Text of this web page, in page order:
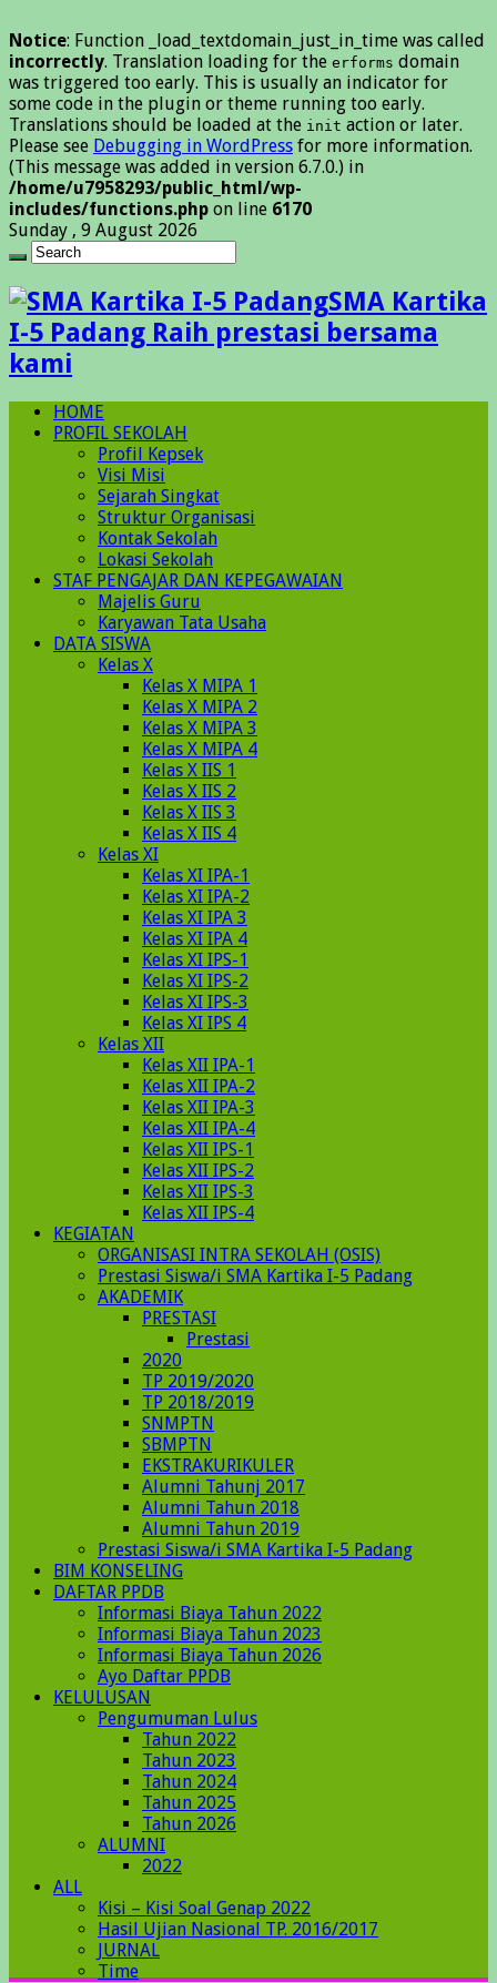
Notice: Function _load_textdomain_just_in_time was called
incorrectly. Translation loading for the erforms domain
was triggered too early. This is usually an indicator for
some code in the plugin or theme running too early.
Translations should be loaded at the init action or later.
Please see Debugging in WordPress for more information.
(This message was added in version 6.7.0.) in
/home/u7958293/public_html/wp-
includes/functions.php on line 6170
Sunday , 9 August 2026
SMA Kartika
I-5 Padang Raih prestasi bersama
kami
HOME
PROFIL SEKOLAH
Profil Kepsek
Visi Misi
Sejarah Singkat
Struktur Organisasi
Kontak Sekolah
Lokasi Sekolah
STAF PENGAJAR DAN KEPEGAWAIAN
Majelis Guru
Karyawan Tata Usaha
DATA SISWA
Kelas X
Kelas X MIPA 1
Kelas X MIPA 2
Kelas X MIPA 3
Kelas X MIPA 4
Kelas X IIS 1
Kelas X IIS 2
Kelas X IIS 3
Kelas X IIS 4
Kelas XI
Kelas XI IPA-1
Kelas XI IPA-2
Kelas XI IPA 3
Kelas XI IPA 4
Kelas XI IPS-1
Kelas XI IPS-2
Kelas XI IPS-3
Kelas XI IPS 4
Kelas XII
Kelas XII IPA-1
Kelas XII IPA-2
Kelas XII IPA-3
Kelas XII IPA-4
Kelas XII IPS-1
Kelas XII IPS-2
Kelas XII IPS-3
Kelas XII IPS-4
KEGIATAN
ORGANISASI INTRA SEKOLAH (OSIS)
Prestasi Siswa/i SMA Kartika I-5 Padang
AKADEMIK
PRESTASI
Prestasi
2020
TP 2019/2020
TP 2018/2019
SNMPTN
SBMPTN
EKSTRAKURIKULER
Alumni Tahunj 2017
Alumni Tahun 2018
Alumni Tahun 2019
Prestasi Siswa/i SMA Kartika I-5 Padang
BIM KONSELING
DAFTAR PPDB
Informasi Biaya Tahun 2022
Informasi Biaya Tahun 2023
Informasi Biaya Tahun 2026
Ayo Daftar PPDB
KELULUSAN
Pengumuman Lulus
Tahun 2022
Tahun 2023
Tahun 2024
Tahun 2025
Tahun 2026
ALUMNI
2022
ALL
Kisi – Kisi Soal Genap 2022
Hasil Ujian Nasional TP. 2016/2017
JURNAL
Time